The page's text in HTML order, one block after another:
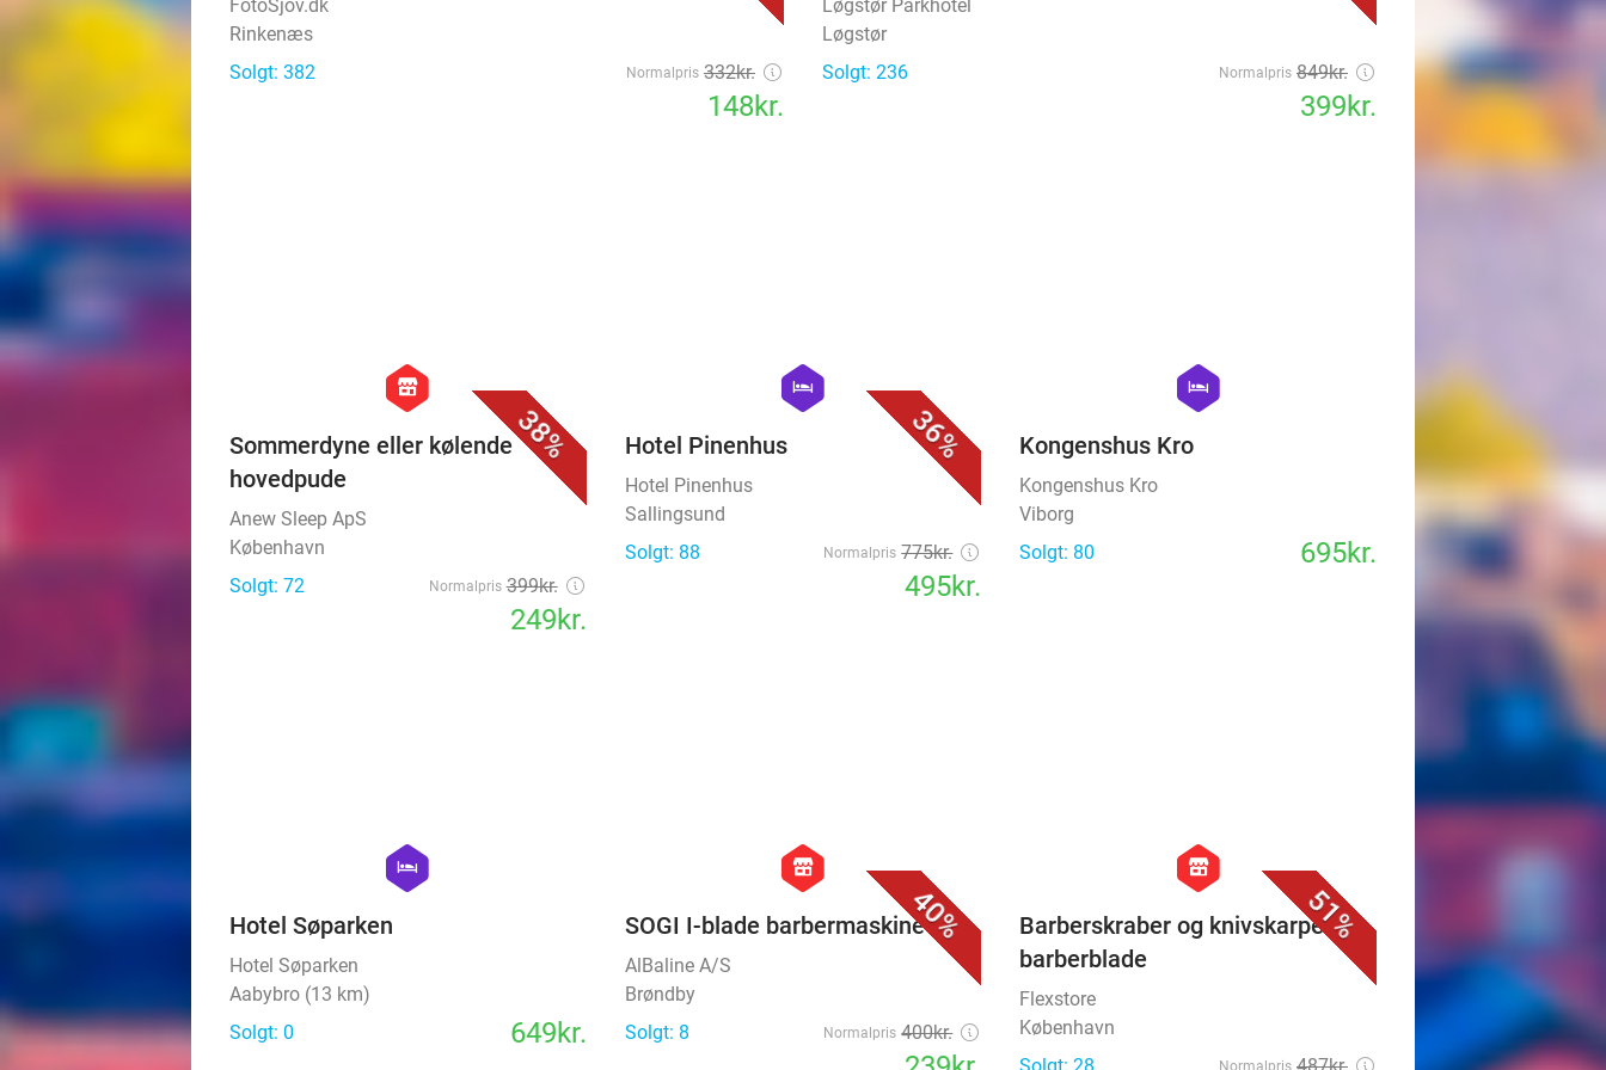
FotoSjov.dk
Rinkenæs
Solgt: 382
Normalpris 332kr.
148kr.
Løgstør Parkhotel
Løgstør
Solgt: 236
Normalpris 849kr.
399kr.
38%
hexagon
store
Sommerdyne eller kølende
hovedpude
Anew Sleep ApS
København
Solgt: 72
Normalpris 399kr.
249kr.
36%
hexagon
hotel
Hotel Pinenhus
Hotel Pinenhus
Sallingsund
Solgt: 88
Normalpris 775kr.
495kr.
hexagon
hotel
Kongenshus Kro
Kongenshus Kro
Viborg
Solgt: 80
695kr.
hexagon
hotel
Hotel Søparken
Hotel Søparken
Aabybro (13 km)
Solgt: 0
649kr.
40%
hexagon
store
SOGI I-blade barbermaskine
AlBaline A/S
Brøndby
Solgt: 8
Normalpris 400kr.
51%
hexagon
store
Barberskraber og knivskarpe
barberblade
Flexstore
København